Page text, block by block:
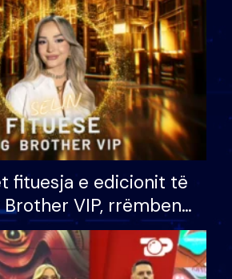
fituesja e edicionit të
VIP, rrëmben
prej 100 mijë eurosh